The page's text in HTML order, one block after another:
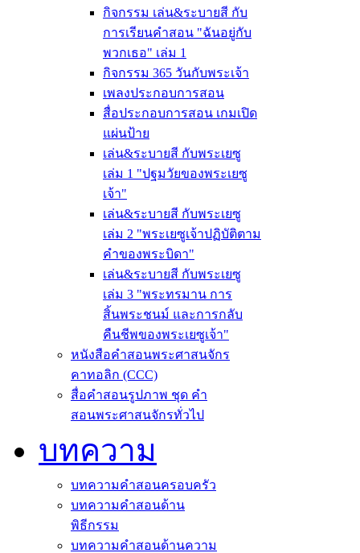
กิจกรรม เล่น&ระบายสี กับ
การเรียนคำสอน "ฉันอยู่กับ
พวกเธอ" เล่ม 1
กิจกรรม 365 วันกับพระเจ้า
เพลงประกอบการสอน
สื่อประกอบการสอน เกมเปิด
แผ่นป้าย
เล่น&ระบายสี กับพระเยซู
เล่ม 1 "ปฐมวัยของพระเยซู
เจ้า"
เล่น&ระบายสี กับพระเยซู
เล่ม 2 "พระเยซูเจ้าปฏิบัติตาม
คำของพระบิดา"
เล่น&ระบายสี กับพระเยซู
เล่ม 3 "พระทรมาน การ
สิ้นพระชนม์ และการกลับ
คืนชีพของพระเยซูเจ้า"
หนังสือคำสอนพระศาสนจักร
คาทอลิก (CCC)
สื่อคำสอนรูปภาพ ชุด คำ
สอนพระศาสนจักรทั่วไป
บทความ
บทความคำสอนครอบครัว
บทความคำสอนด้าน
พิธีกรรม
บทความคำสอนด้านความ